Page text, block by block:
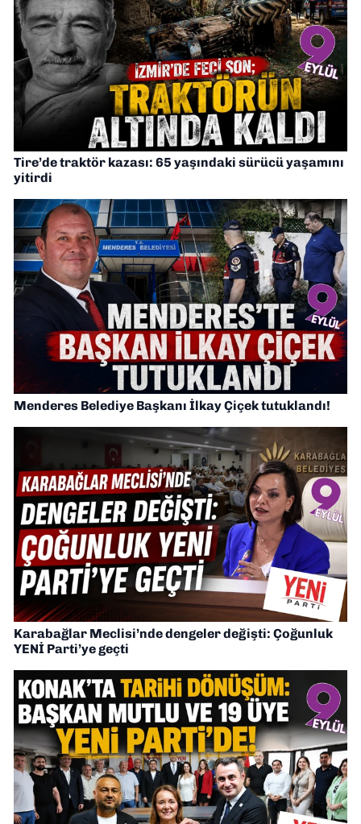
Tire’de traktör kazası: 65 yaşındaki sürücü yaşamını
yitirdi
Menderes Belediye Başkanı İlkay Çiçek tutuklandı!
Karabağlar Meclisi’nde dengeler değişti: Çoğunluk
YENİ Parti’ye geçti